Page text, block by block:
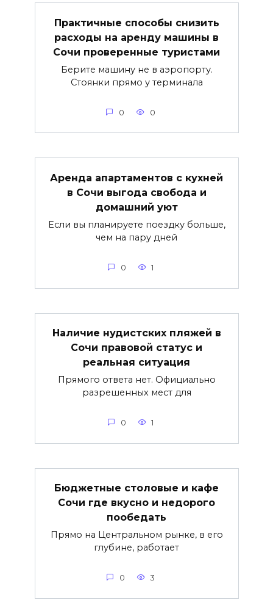
Практичные способы снизить
расходы на аренду машины в
Сочи проверенные туристами
Берите машину не в аэропорту.
Стоянки прямо у терминала
0 0
Аренда апартаментов с кухней
в Сочи выгода свобода и
домашний уют
Если вы планируете поездку больше,
чем на пару дней
0 1
Наличие нудистских пляжей в
Сочи правовой статус и
реальная ситуация
Прямого ответа нет. Официально
разрешенных мест для
0 1
Бюджетные столовые и кафе
Сочи где вкусно и недорого
пообедать
Прямо на Центральном рынке, в его
глубине, работает
0 3